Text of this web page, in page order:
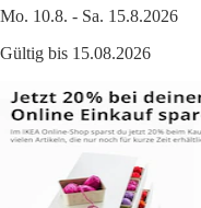
Mo. 10.8. - Sa. 15.8.2026
Gültig bis 15.08.2026